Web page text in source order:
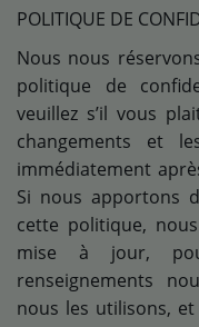
POLITIQUE DE
Nous nous
politique de
veuillez s’il vous
changements et
immédiatement
Si nous apportons
cette politique,
mise à jour,
renseignements
nous les utilisons,